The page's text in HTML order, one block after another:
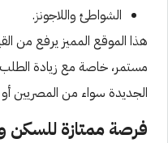
الشواطئ واللاجونز.
هذا الموقع المميز يرفع من
مستمر، خاصة مع زيادة
الجديدة سواء من المصريين
فرصة ممتازة للسكن